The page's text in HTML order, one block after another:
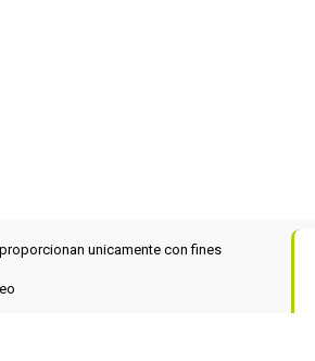
unicamente con fines